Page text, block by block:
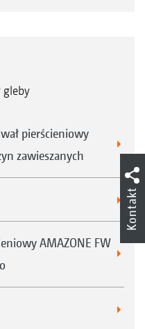
gleby
pierścieniowy
zawieszanych
AMAZONE FW
Kontakt